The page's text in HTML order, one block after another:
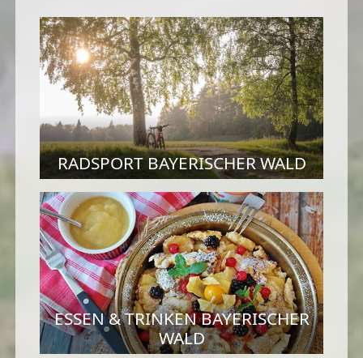
RADSPORT BAYERISCHER WALD
ESSEN & TRINKEN BAYERISCHER
WALD